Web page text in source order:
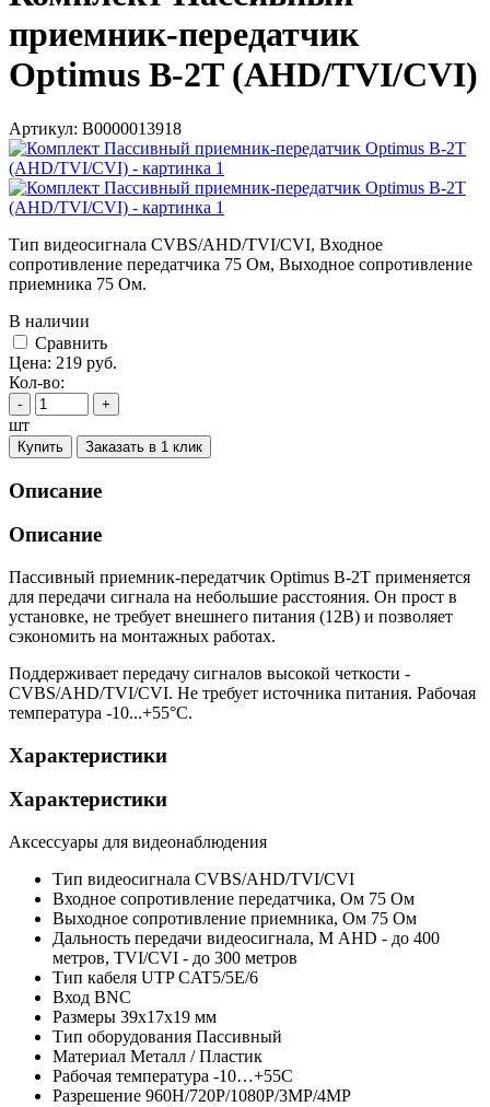
приемник-передатчик
Optimus B-2T (AHD/TVI/CVI)
Артикул: В0000013918
Тип видеосигнала CVBS/AHD/TVI/CVI, Входное
сопротивление передатчика 75 Ом, Выходное сопротивление
приемника 75 Ом.
В наличии
Cравнить
Цена: 219 руб.
Кол-во:
- +
шт
Купить Заказать в 1 клик
Описание
Описание
Пассивный приемник-передатчик Optimus B-2T применяется
для передачи сигнала на небольшие расстояния. Он прост в
установке, не требует внешнего питания (12В) и позволяет
сэкономить на монтажных работах.
Поддерживает передачу сигналов высокой четкости -
CVBS/AHD/TVI/CVI. Не требует источника питания. Рабочая
температура -10...+55°C.
Характеристики
Характеристики
Аксессуары для видеонаблюдения
Тип видеосигнала CVBS/AHD/TVI/CVI
Входное сопротивление передатчика, Ом 75 Ом
Выходное сопротивление приемника, Ом 75 Ом
Дальность передачи видеосигнала, М AHD - до 400
метров, TVI/CVI - до 300 метров
Тип кабеля UTP CAT5/5E/6
Вход BNC
Размеры 39х17х19 мм
Тип оборудования Пассивный
Материал Металл / Пластик
Рабочая температура -10…+55С
Разрешение 960Н/720Р/1080Р/3МР/4MP